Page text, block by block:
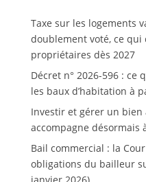
Taxe sur les logements
doublement voté, ce qui
propriétaires dès 2027
Décret n° 2026-596 : ce
les baux d’habitation à
Investir et gérer un bien
accompagne désormais
Bail commercial : la
obligations du bailleur